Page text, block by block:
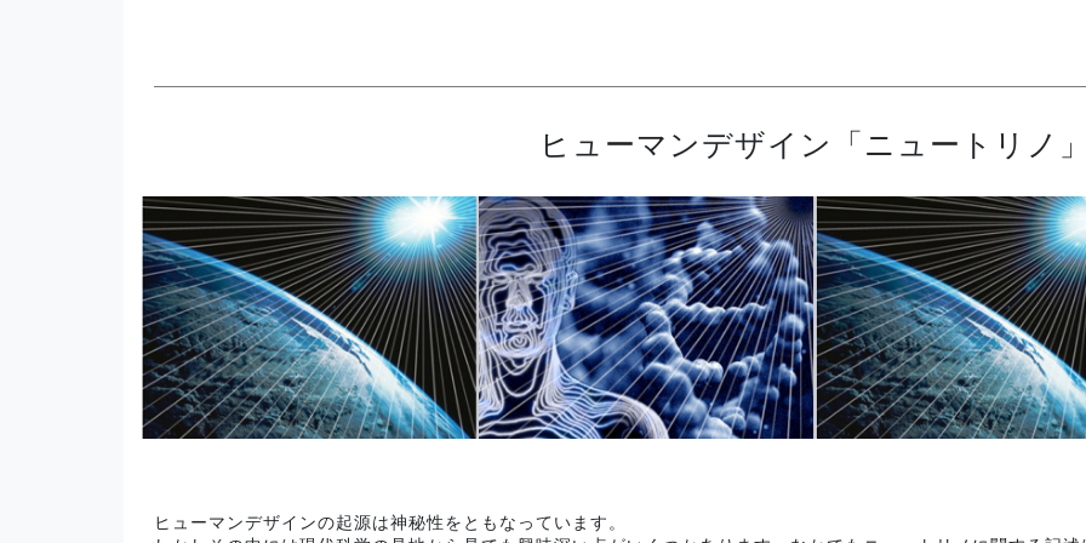
ヒューマンデザイン「ニュートリノ
ヒューマンデザインの起源は神秘性をともなっています。